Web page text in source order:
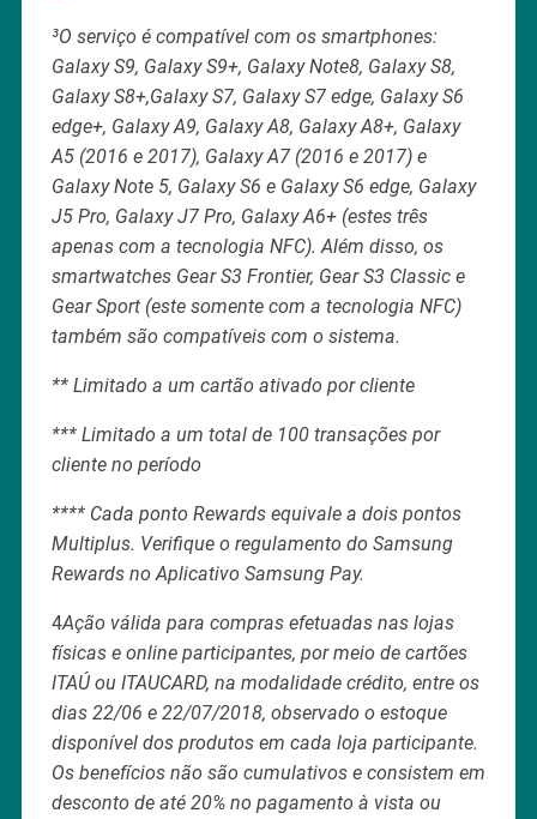
³O serviço é compatível com os smartphones:
Galaxy S9, Galaxy S9+, Galaxy Note8, Galaxy S8,
Galaxy S8+,Galaxy S7, Galaxy S7 edge, Galaxy S6
edge+, Galaxy A9, Galaxy A8, Galaxy A8+, Galaxy
A5 (2016 e 2017), Galaxy A7 (2016 e 2017) e
Galaxy Note 5, Galaxy S6 e Galaxy S6 edge, Galaxy
J5 Pro, Galaxy J7 Pro, Galaxy A6+ (estes três
apenas com a tecnologia NFC). Além disso, os
smartwatches Gear S3 Frontier, Gear S3 Classic e
Gear Sport (este somente com a tecnologia NFC)
também são compatíveis com o sistema.
** Limitado a um cartão ativado por cliente
*** Limitado a um total de 100 transações por
cliente no período
**** Cada ponto Rewards equivale a dois pontos
Multiplus. Verifique o regulamento do Samsung
Rewards no Aplicativo Samsung Pay.
4Ação válida para compras efetuadas nas lojas
físicas e online participantes, por meio de cartões
ITAÚ ou ITAUCARD, na modalidade crédito, entre os
dias 22/06 e 22/07/2018, observado o estoque
disponível dos produtos em cada loja participante.
Os benefícios não são cumulativos e consistem em
desconto de até 20% no pagamento à vista ou